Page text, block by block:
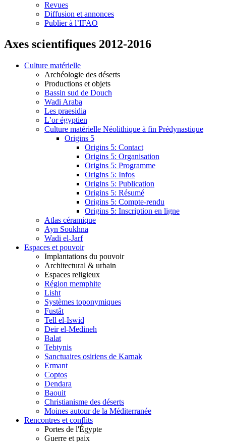
Revues
Diffusion et annonces
Publier à l’IFAO
Axes scientifiques 2012-2016
Culture matérielle
Archéologie des déserts
Productions et objets
Bassin sud de Douch
Wadi Araba
Les praesidia
L’or égyptien
Culture matérielle Néolithique à fin Prédynastique
Origins 5
Origins 5: Contact
Origins 5: Organisation
Origins 5: Programme
Origins 5: Infos
Origins 5: Publication
Origins 5: Résumé
Origins 5: Compte-rendu
Origins 5: Inscription en ligne
Atlas céramique
Ayn Soukhna
Wadi el-Jarf
Espaces et pouvoir
Implantations du pouvoir
Architectural & urbain
Espaces religieux
Région memphite
Lisht
Systèmes toponymiques
Fustât
Tell el-Iswid
Deir el-Medineh
Balat
Tebtynis
Sanctuaires osiriens de Karnak
Ermant
Coptos
Dendara
Baouit
Christianisme des déserts
Moines autour de la Méditerranée
Rencontres et conflits
Portes de l'Égypte
Guerre et paix